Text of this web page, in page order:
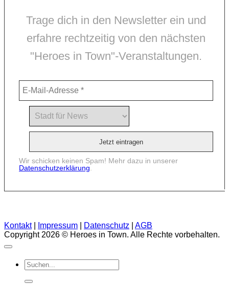
Trage dich in den Newsletter ein und
erfahre rechtzeitig von den nächsten
"Heroes in Town"-Veranstaltungen.
Wir schicken keinen Spam! Mehr dazu in unserer
Datenschutzerklärung.
Kontakt| Impressum Datenschutz
AGB
Copyright 2026 © Heroes in Town. Alle Rechte vorbehalten.
Suchen
nach: